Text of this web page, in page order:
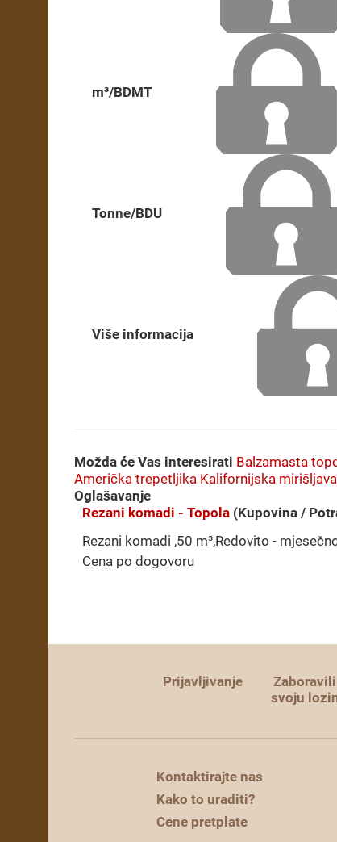
m³/BDMT
Tonne/BDU
Više informacija
Možda će Vas interesirati Balzamasta
Američka trepetljika Kalifornijska
Oglašavanje
Rezani komadi - Topola (Kupovina /
Rezani komadi ,50 m³,Redovito -
Cena po dogovoru
Prijavljivanje
svoju
Kontaktirajte nas
Kako to uraditi?
Cene pretplate